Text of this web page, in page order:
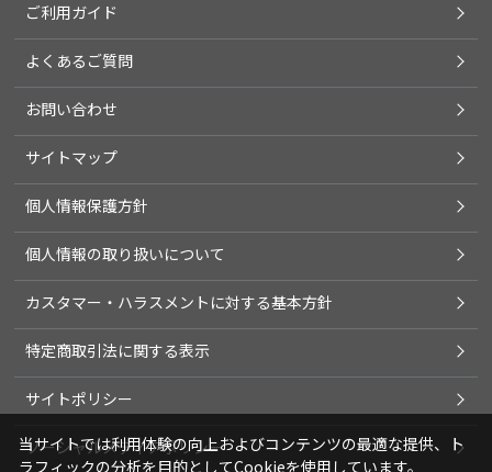
ご利用ガイド
よくあるご質問
お問い合わせ
サイトマップ
個人情報保護方針
個人情報の取り扱いについて
カスタマー・ハラスメントに対する基本方針
特定商取引法に関する表示
サイトポリシー
ソーシャルメディアポリシー
当サイトでは利用体験の向上およびコンテンツの最適な提供、ト
ラフィックの分析を目的としてCookieを使用しています。